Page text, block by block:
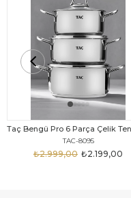
TAC-8095
₺2.199,00
₺2.999,00